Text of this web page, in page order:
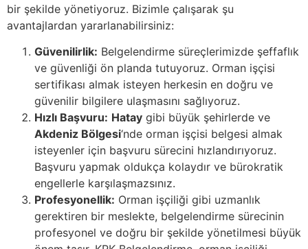
bir şekilde yönetiyoruz. Bizimle çalışarak şu
avantajlardan yararlanabilirsiniz:
Güvenilirlik: Belgelendirme süreçlerimizde şeffaflık
ve güvenliği ön planda tutuyoruz. Orman işçisi
sertifikası almak isteyen herkesin en doğru ve
güvenilir bilgilere ulaşmasını sağlıyoruz.
Hızlı Başvuru: Hatay gibi büyük şehirlerde ve
Akdeniz Bölgesi‘nde orman işçisi belgesi almak
isteyenler için başvuru sürecini hızlandırıyoruz.
Başvuru yapmak oldukça kolaydır ve bürokratik
engellerle karşılaşmazsınız.
Profesyonellik: Orman işçiliği gibi uzmanlık
gerektiren bir meslekte, belgelendirme sürecinin
profesyonel ve doğru bir şekilde yönetilmesi büyük